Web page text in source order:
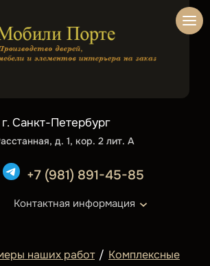
г. Санкт-Петербург
д. 1, кор. 2 лит. А
+7 (981) 891-45-85
Контактная информация
наших работ / Комплексные